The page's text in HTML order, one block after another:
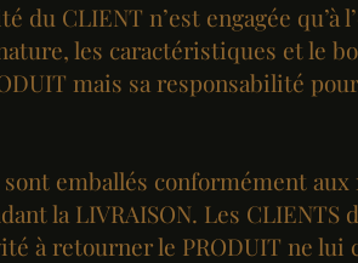
du CLIENT n’est engagée
les caractéristiques et le
mais sa responsabilité
sont emballés conformément
la LIVRAISON. Les
à retourner le PRODUIT ne lui